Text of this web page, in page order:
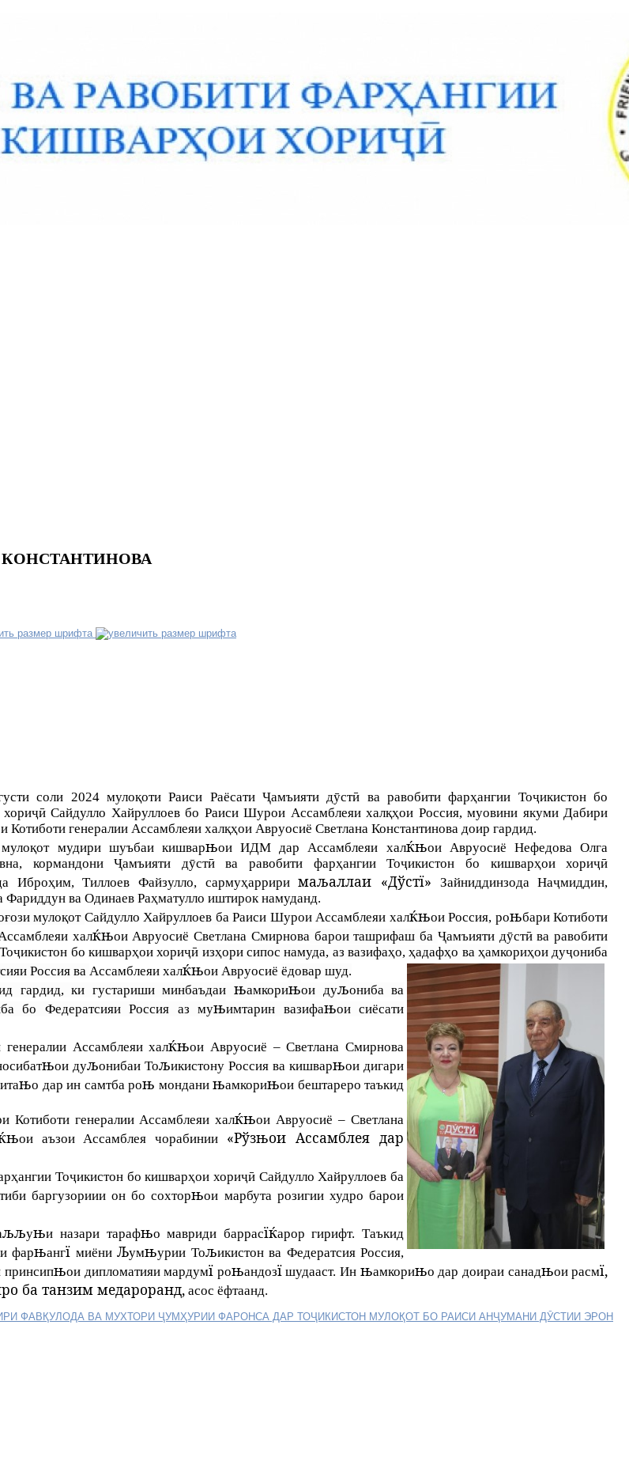
размер шрифта
соли 2024 мулоқоти Раиси Раёсати Ҷамъияти дӯстӣ ва равобити фарҳангии Тоҷикистон бо
Сайдулло Хайруллоев бо Раиси Шурои Ассамблеяи халқҳои Россия, муовини якуми Дабири
Котиботи генералии Ассамблеяи халқҳои Авруосиё Светлана Константинова доир гардид.
мудири шуъбаи кишварњои ИДМ дар Ассамблеяи халќњои Авруосиё Нефедова Олга
кормандони Ҷамъияти дӯстӣ ва равобити фарҳангии Тоҷикистон бо кишварҳои хориҷӣ
Иброҳим, Тиллоев Файзулло, сармуҳарриримаљаллаи «Дўстї» Зайниддинзода Наҷмиддин,
Фариддун ва Одинаев Раҳматулло иштирок намуданд.
мулоқот Сайдулло Хайруллоев баРаиси Шурои Ассамблеяи халќњои Россия, роњбари Котиботи
халќњои Авруосиё Светлана Смирнова барои ташрифаш ба Ҷамъияти дӯстӣ ва равобити
бо кишварҳои хориҷӣ изҳори сипос намуда, аз вазифаҳо, ҳадафҳо ва ҳамкориҳои дуҷониба
Россия ва Ассамблеяи халќњои Авруосиё ёдовар шуд.
гардид, ки густариши минбаъдаињамкорињои дуљониба ва
бо Федератсияи Россия аз муњимтарин вазифањои сиёсати
генералии Ассамблеяи халќњои Авруосиё – Светлана Смирнова
њои дуљонибаи Тољикистону Россия ва кишварњои дигари
њо дар ин самтба роњ монданињамкорињои бештареро таъкид
Котиботи генералии Ассамблеяи халќњои Авруосиё – Светлана
ои аъзои Ассамблея чорабинии «Рўзњои Ассамблея дар
Тоҷикистон бо кишварҳои хориҷӣ Сайдулло Хайруллоев ба
баргузориии он бо сохторњои марбута розигии худро барои
љљуњи назари тарафњо мавриди баррасїќарор гирифт. Таъкид
фарњангї миёниЉумњурии Тољикистон ва Федератсия Россия,
принсипњои дипломатияи мардумї роњандозїшудааст. Ин њамкорињо дар доираи санадњои расмї,
ба танзим медароранд, асос ёфтаанд.
ФАВҚУЛОДА ВА МУХТОРИ ҶУМҲУРИИ ФАРОНСА ДАР ТОҶИКИСТОН МУЛОҚОТ БО РАИСИ АНҶУМАНИ ДӮСТИИ ЭРОН